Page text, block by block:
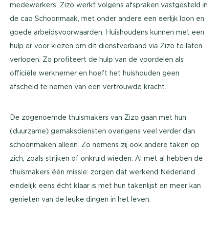
medewerkers. Zizo werkt volgens afspraken vastgesteld in
de cao Schoonmaak, met onder andere een eerlijk loon en
goede arbeidsvoorwaarden. Huishoudens kunnen met een
hulp er voor kiezen om dit dienstverband via Zizo te laten
verlopen. Zo profiteert de hulp van de voordelen als
officiële werknemer en hoeft het huishouden geen
afscheid te nemen van een vertrouwde kracht.
De zogenoemde thuismakers van Zizo gaan met hun
(duurzame) gemaksdiensten overigens veel verder dan
schoonmaken alleen. Zo nemens zij ook andere taken op
zich, zoals strijken of onkruid wieden. Al met al hebben de
thuismakers één missie: zorgen dat werkend Nederland
eindelijk eens écht klaar is met hun takenlijst en meer kan
genieten van de leuke dingen in het leven.